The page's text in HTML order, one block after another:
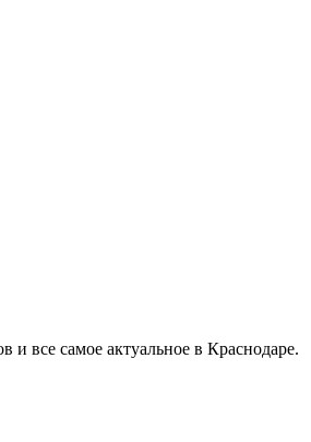
и все самое актуальное в Краснодаре.